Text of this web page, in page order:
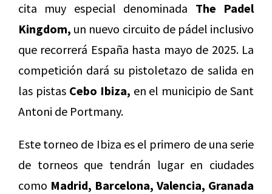
cita muy especial denominada The Padel
Kingdom, un nuevo circuito de pádel inclusivo
que recorrerá España hasta mayo de 2025. La
competición dará su pistoletazo de salida en
las pistas Cebo Ibiza, en el municipio de Sant
Antoni de Portmany.
Este torneo de Ibiza es el primero de una serie
de torneos que tendrán lugar en ciudades
como Madrid, Barcelona, Valencia, Granada